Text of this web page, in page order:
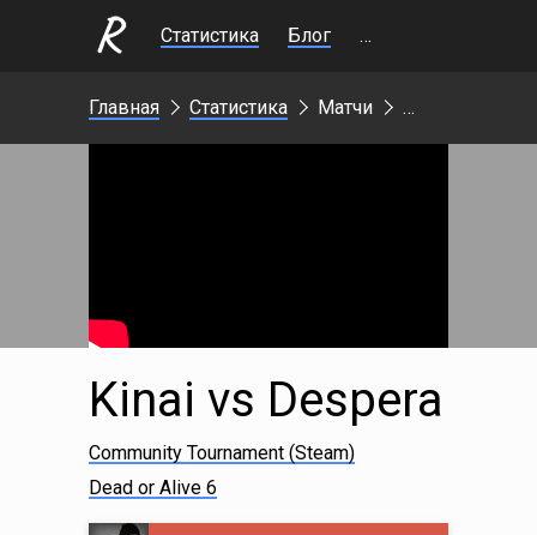
Статистика Блог Стримы
Главная Статистика Матчи
Kinai vs Despera
Community Tournament (Steam)
Dead or Alive 6